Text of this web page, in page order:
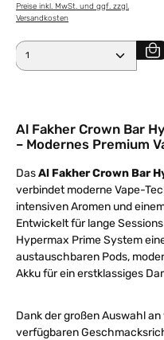
Preise inkl. MwSt. und ggf. zzgl.
Versandkosten
Produkt Anzahl: Gib
Al Fakher Crown Bar
– Modernes Premium
DasAl Fakher Crown Bar
verbindet moderne Vape-
intensiven Aromen und
Entwickelt für lange
Hypermax Prime System
austauschbaren Pods,
Akku für ein erstklassiges
Dank der großen Auswahl
verfügbaren